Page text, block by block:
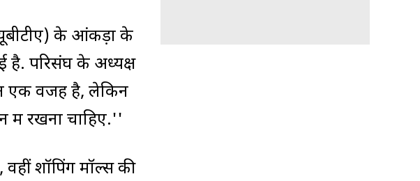
के आंकड़ों के
है. परिसंघ के अध्यक्ष
एक वजह है, लेकिन
में रखना चाहिए.''
शॉपिंग मॉल्स की